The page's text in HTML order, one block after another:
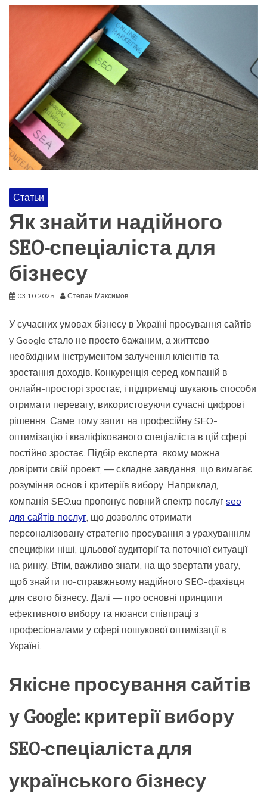
Статьи
Як знайти надійного
SEO-спеціаліста для
бізнесу
03.10.2025 Степан Максимов
У сучасних умовах бізнесу в Україні просування сайтів
у Google стало не просто бажаним, а життєво
необхідним інструментом залучення клієнтів та
зростання доходів. Конкуренція серед компаній в
онлайн-просторі зростає, і підприємці шукають способи
отримати перевагу, використовуючи сучасні цифрові
рішення. Саме тому запит на професійну SEO-
оптимізацію і кваліфікованого спеціаліста в цій сфері
постійно зростає. Підбір експерта, якому можна
довірити свій проект, — складне завдання, що вимагає
розуміння основ і критеріїв вибору. Наприклад,
компанія SEO.ua пропонує повний спектр послуг seo
для сайтів послуг, що дозволяє отримати
персоналізовану стратегію просування з урахуванням
специфіки ніші, цільової аудиторії та поточної ситуації
на ринку. Втім, важливо знати, на що звертати увагу,
щоб знайти по-справжньому надійного SEO-фахівця
для свого бізнесу. Далі — про основні принципи
ефективного вибору та нюанси співпраці з
професіоналами у сфері пошукової оптимізації в
Україні.
Якісне просування сайтів
у Google: критерії вибору
SEO-спеціаліста для
українського бізнесу